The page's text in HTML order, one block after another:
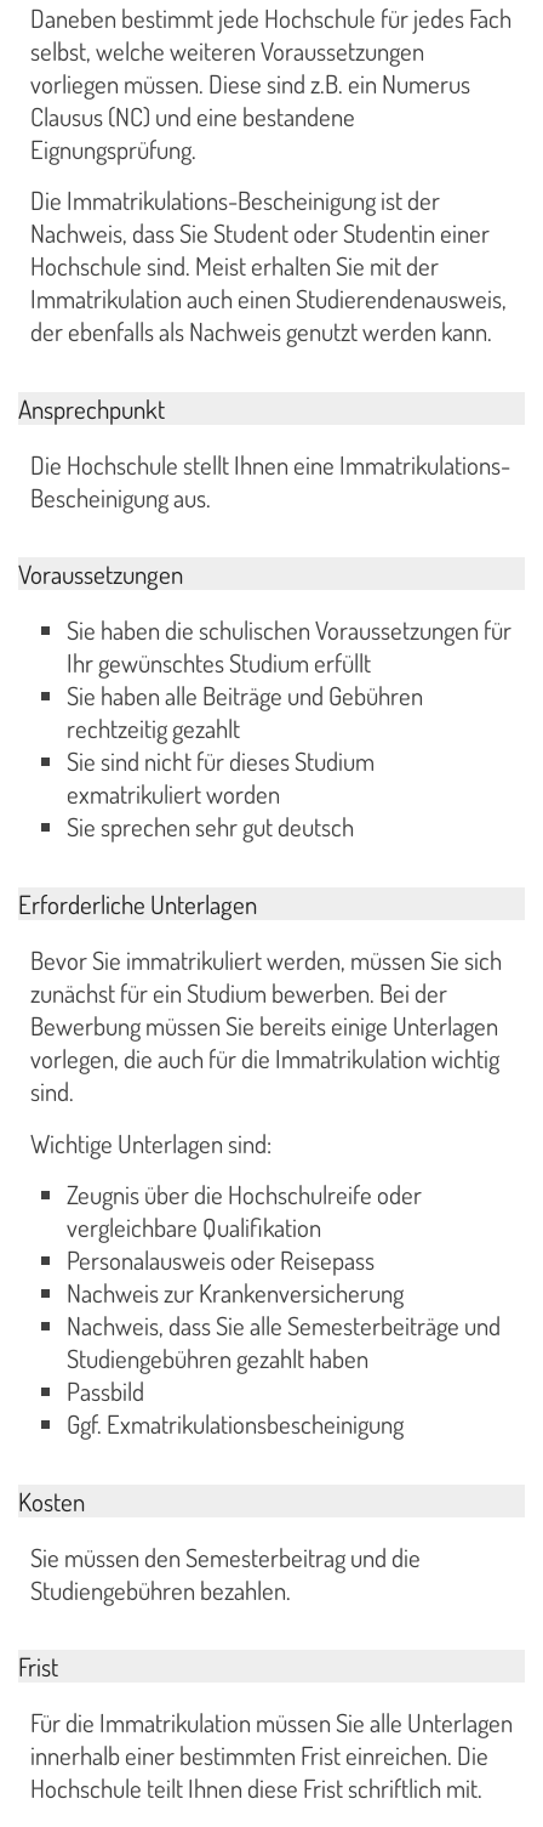
Daneben bestimmt jede Hochschule für jedes Fach
selbst, welche weiteren Voraussetzungen
vorliegen müssen. Diese sind z.B. ein Numerus
Clausus (NC) und eine bestandene
Eignungsprüfung.
Die Immatrikulations-Bescheinigung ist der
Nachweis, dass Sie Student oder Studentin einer
Hochschule sind. Meist erhalten Sie mit der
Immatrikulation auch einen Studierendenausweis,
der ebenfalls als Nachweis genutzt werden kann.
Ansprechpunkt
Die Hochschule stellt Ihnen eine Immatrikulations-
Bescheinigung aus.
Voraussetzungen
Sie haben die schulischen Voraussetzungen für
Ihr gewünschtes Studium erfüllt
Sie haben alle Beiträge und Gebühren
rechtzeitig gezahlt
Sie sind nicht für dieses Studium
exmatrikuliert worden
Sie sprechen sehr gut deutsch
Erforderliche Unterlagen
Bevor Sie immatrikuliert werden, müssen Sie sich
zunächst für ein Studium bewerben. Bei der
Bewerbung müssen Sie bereits einige Unterlagen
vorlegen, die auch für die Immatrikulation wichtig
sind.
Wichtige Unterlagen sind:
Zeugnis über die Hochschulreife oder
vergleichbare Qualifikation
Personalausweis oder Reisepass
Nachweis zur Krankenversicherung
Nachweis, dass Sie alle Semesterbeiträge und
Studiengebühren gezahlt haben
Passbild
Ggf. Exmatrikulationsbescheinigung
Kosten
Sie müssen den Semesterbeitrag und die
Studiengebühren bezahlen.
Frist
Für die Immatrikulation müssen Sie alle Unterlagen
innerhalb einer bestimmten Frist einreichen. Die
Hochschule teilt Ihnen diese Frist schriftlich mit.